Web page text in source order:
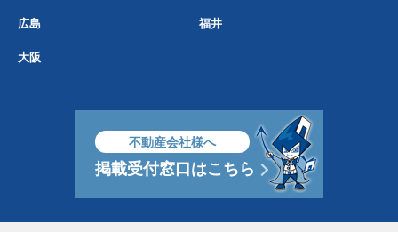
広島 福井
大阪
不動産会社様へ
掲載受付窓口はこちら